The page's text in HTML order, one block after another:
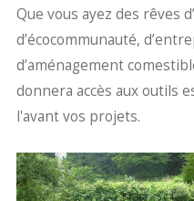
Que vous ayez des rêves
d’écocommunauté,
d’aménagement
donnera accès aux outils
l'avant vos projets.